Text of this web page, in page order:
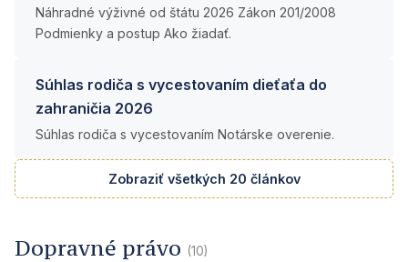
Náhradné výživné od štátu 2026 Zákon 201/2008
Podmienky a postup Ako žiadať.
Súhlas rodiča s vycestovaním dieťaťa do
zahraničia 2026
Súhlas rodiča s vycestovaním Notárske overenie.
Zobraziť všetkých 20 článkov
Dopravné právo (10)